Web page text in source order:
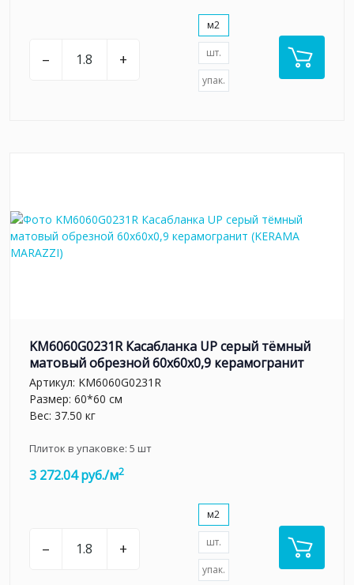
– +
м2
шт.
упак.
KM6060G0231R Касабланка UP серый тёмный
матовый обрезной 60x60x0,9 керамогранит
Артикул: KM6060G0231R
Размер: 60*60 см
Вес: 37.50 кг
Плиток в упаковке: 5 шт
3 272.04 руб./м2
– +
м2
шт.
упак.